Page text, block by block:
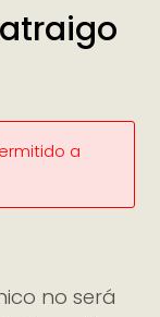
a
no será